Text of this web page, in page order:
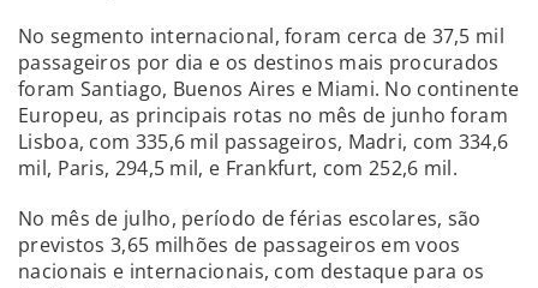
No segmento internacional, foram cerca de 37,5 mil
passageiros por dia e os destinos mais procurados
foram Santiago, Buenos Aires e Miami. No continente
Europeu, as principais rotas no mês de junho foram
Lisboa, com 335,6 mil passageiros, Madri, com 334,6
mil, Paris, 294,5 mil, e Frankfurt, com 252,6 mil.
No mês de julho, período de férias escolares, são
previstos 3,65 milhões de passageiros em voos
nacionais e internacionais, com destaque para os